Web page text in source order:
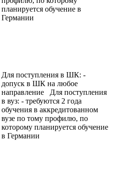
планируется обучение в
Германии
Для поступления в ШК: -
допуск в ШК на любое
направление Для поступления
в вуз: - требуются 2 года
обучения в аккредитованном
вузе по тому профилю, по
которому планируется обучение
в Германии